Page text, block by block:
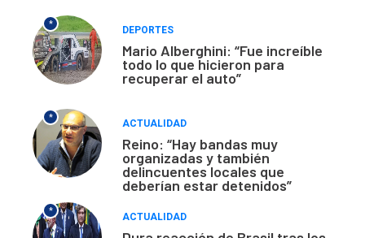
*
DEPORTES
Mario Alberghini: “Fue increíble
todo lo que hicieron para
recuperar el auto”
*
ACTUALIDAD
Reino: “Hay bandas muy
organizadas y también
delincuentes locales que
deberían estar detenidos”
*
ACTUALIDAD